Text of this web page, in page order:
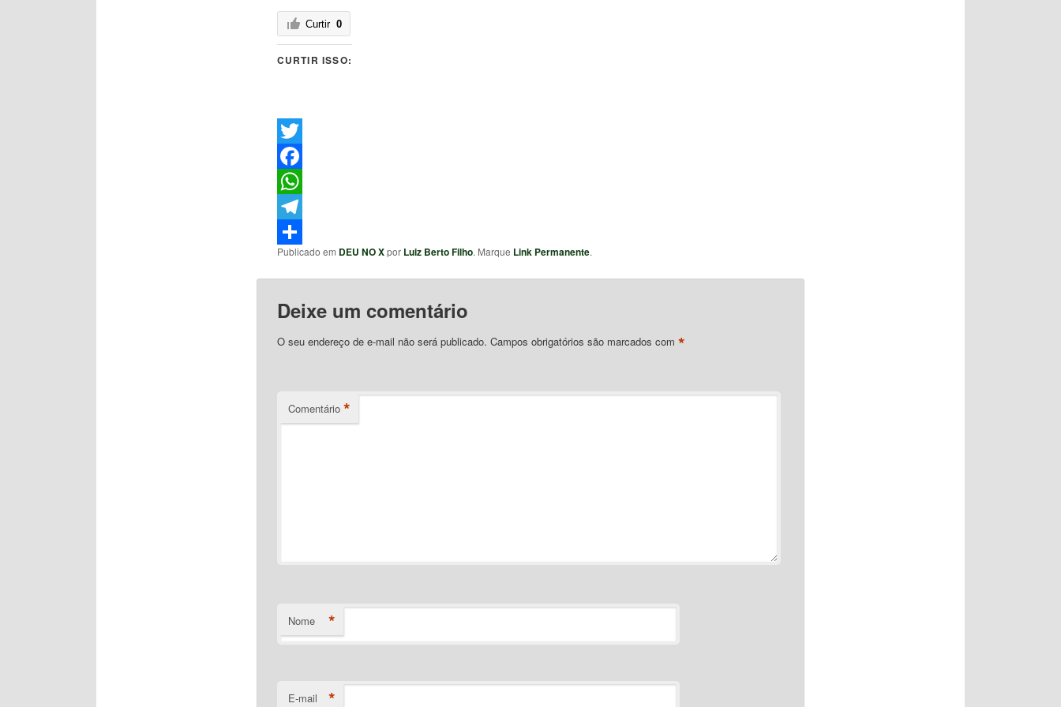
Curtir 0
CURTIR ISSO:
Twitter
Facebook
WhatsApp
Telegram
Share
Publicado em DEU NO Xpor Luiz Berto Filho. Marque Link Permanente.
Deixe um comentário
O seu endereço de e-mail não será publicado. Campos obrigatórios são marcados com *
Comentário *
Nome *
E-mail *